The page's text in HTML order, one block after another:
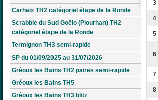
Carhaix TH2 catégoriel étape de la Ronde
Scrabble du Sud Goëlo (Plourhan) TH2
catégoriel étape de la Ronde
Termignon TH3 semi-rapide
SP du 01/09/2025 au 31/07/2026
Gréoux les Bains TH2 paires semi-rapide
Gréoux les Bains TH5
Gréoux les Bains TH3 blitz
3
4
5
6
7
8